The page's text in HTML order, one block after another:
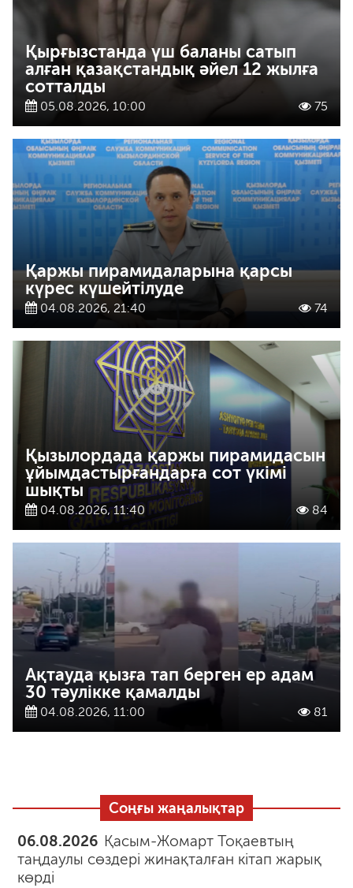
Қырғызстанда үш баланы сатып
алған қазақстандық әйел 12 жылға
сотталды
05.08.2026, 10:00 75
Қаржы пирамидаларына қарсы
күрес күшейтілуде
04.08.2026, 21:40 74
Қызылордада қаржы пирамидасын
ұйымдастырғандарға сот үкімі
шықты
04.08.2026, 11:40 84
Ақтауда қызға тап берген ер адам
30 тәулікке қамалды
04.08.2026, 11:00 81
Соңғы жаңалықтар
06.08.2026 Қасым-Жомарт Тоқаевтың
таңдаулы сөздері жинақталған кітап жарық
көрді